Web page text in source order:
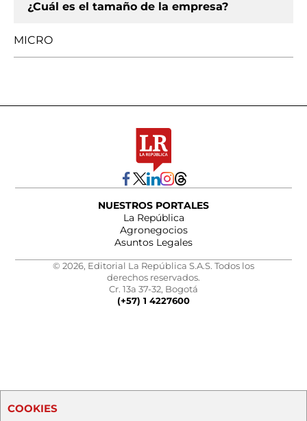
¿Cuál es el tamaño de la empresa?
MICRO
NUESTROS PORTALES
La República
Agronegocios
Asuntos Legales
© 2026, Editorial La República S.A.S. Todos los
derechos reservados.
Cr. 13a 37-32, Bogotá
(+57) 1 4227600
COOKIES